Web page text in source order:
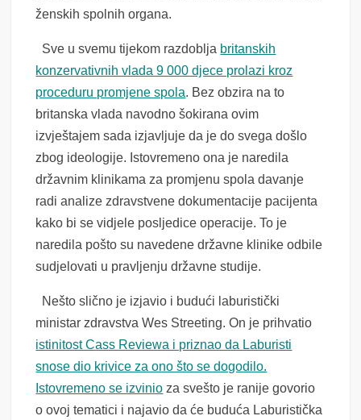
ženskih spolnih organa.
Sve u svemu tijekom razdoblja britanskih
konzervativnih vlada 9 000 djece prolazi kroz
proceduru promjene spola. Bez obzira na to
britanska vlada navodno šokirana ovim
izvještajem sada izjavljuje da je do svega došlo
zbog ideologije. Istovremeno ona je naredila
državnim klinikama za promjenu spola davanje
radi analize zdravstvene dokumentacije pacijenta
kako bi se vidjele posljedice operacije. To je
naredila pošto su navedene državne klinike odbile
sudjelovati u pravljenju državne studije.
Nešto slično je izjavio i budući laburistički
ministar zdravstva Wes Streeting. On je prihvatio
istinitost Cass Reviewa i priznao da Laburisti
snose dio krivice za ono što se dogodilo.
Istovremeno se izvinio za svešto je ranije govorio
o ovoj tematici i najavio da će buduća Laburistička